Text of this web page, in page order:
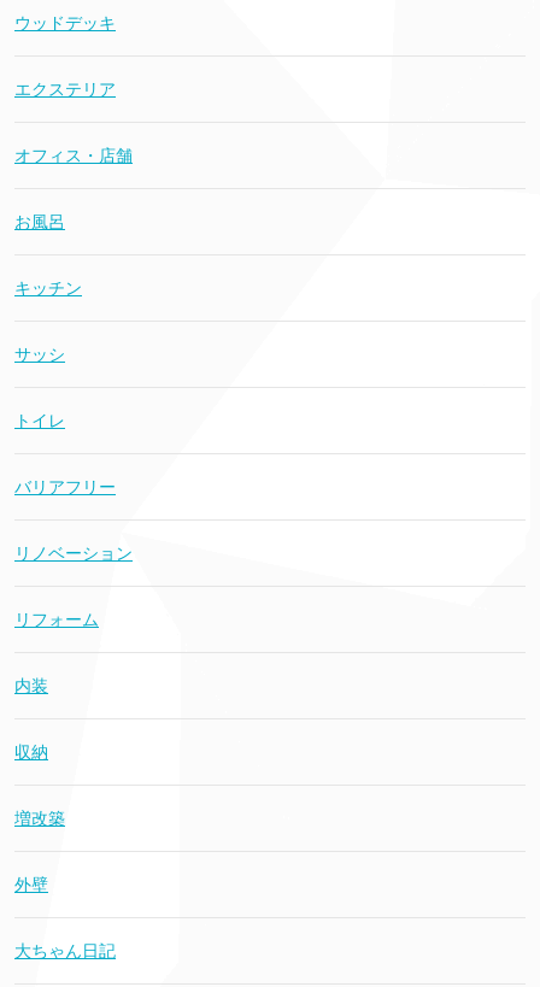
ウッドデッキ
エクステリア
オフィス・店舗
お風呂
キッチン
サッシ
トイレ
バリアフリー
リノベーション
リフォーム
内装
収納
増改築
外壁
大ちゃん日記